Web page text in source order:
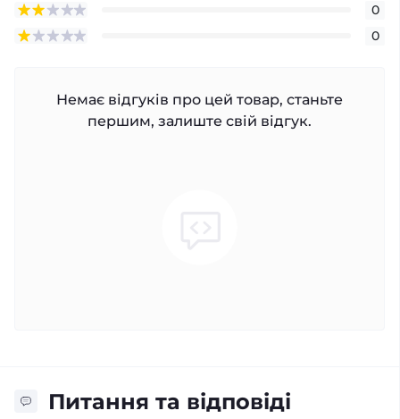
0
0
Немає відгуків про цей товар, станьте
першим, залиште свій відгук.
Питання та відповіді